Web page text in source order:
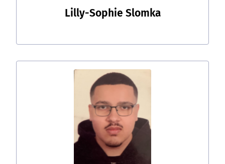
Lilly-Sophie Slomka